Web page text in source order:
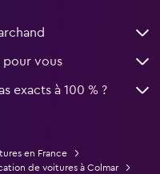
pour vous
exacts à 100 % ?
en France
de voitures à Colmar